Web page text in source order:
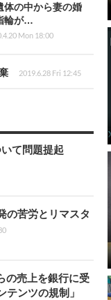
体の中から妻の婚
輪が…
Mon 18:00
2019.6.28 Fri 12:45
て問題提起
の苦労とリマスタ
の売上を銀行に受
ンツの規制」